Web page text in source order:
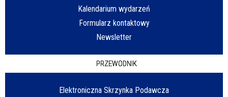
Kalendarium wydarzeń
Formularz kontaktowy
Newsletter
PRZEWODNIK
Elektroniczna Skrzynka Podawcza